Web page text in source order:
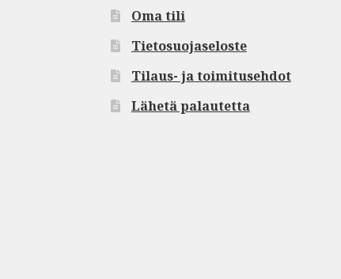
Oma tili
Tietosuojaseloste
Tilaus- ja toimitusehdot
Lähetä palautetta